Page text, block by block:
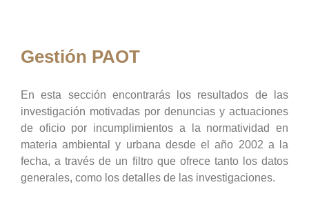
Gestión PAOT
En esta sección encontrarás los resultados de las
investigación motivadas por denuncias y actuaciones
de oficio por incumplimientos a la normatividad en
materia ambiental y urbana desde el año 2002 a la
fecha, a través de un filtro que ofrece tanto los datos
generales, como los detalles de las investigaciones.